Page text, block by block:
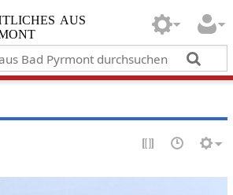
aus